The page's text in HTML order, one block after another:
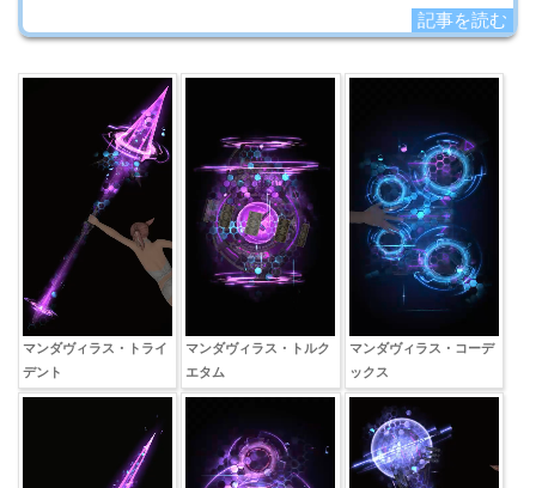
記事を読む
マンダヴィラス・トライ
デント
マンダヴィラス・トルク
エタム
マンダヴィラス・コーデ
ックス